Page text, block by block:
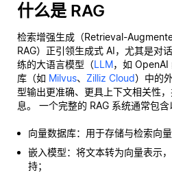
什么是 RAG
检索增强生成（Retrieval-
RAG）正引领生成式 AI，尤其是对
练的大语言模型（LLM，如 OpenAI
库（如 Milvus、 Zilliz Cloud）中的
型输出更准确、更具上下文相关性
息。 一个完整的 RAG 系统通常包含
向量数据库：用于存储与检索向量
嵌入模型：将文本转为向量表示
持；